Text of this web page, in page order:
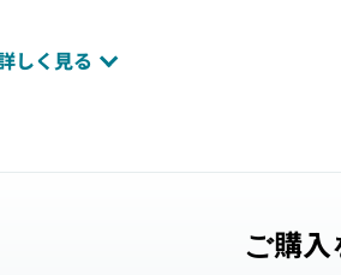
しく見る
ご購